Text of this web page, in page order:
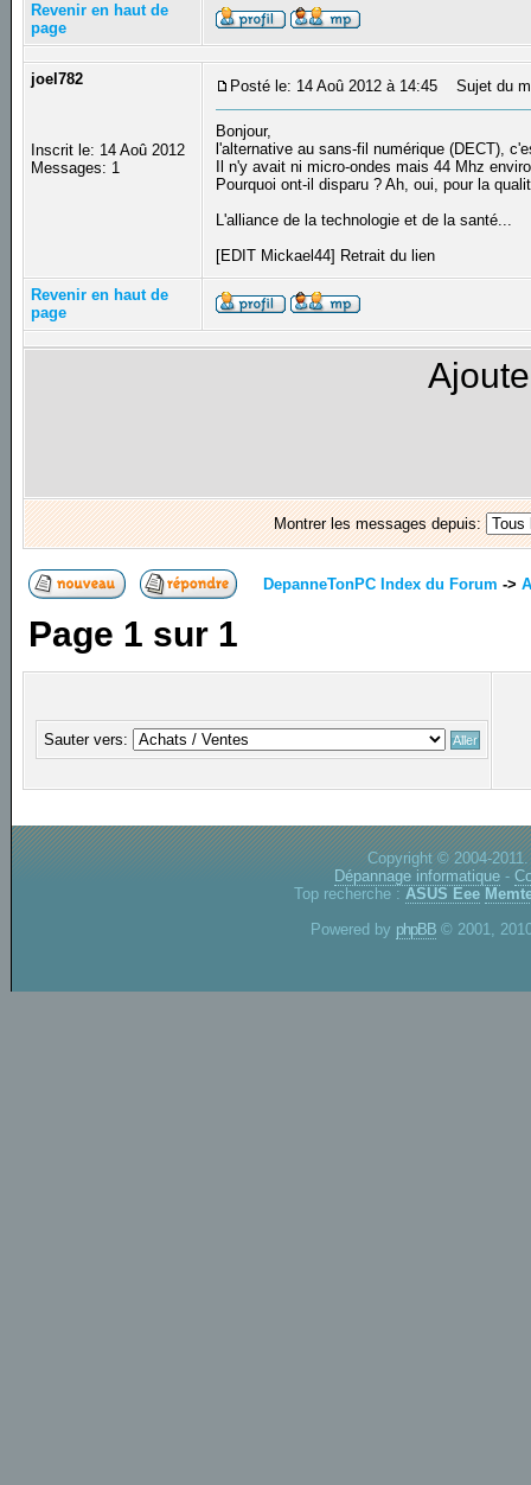
Revenir en haut de
page
joel782
Inscrit le: 14 Aoû 2012
Messages: 1
Posté le: 14 Aoû 2012 à 14:45 Sujet du
Bonjour,
l'alternative au sans-fil numérique (DECT),
Il n'y avait ni micro-ondes mais 44 Mhz
Pourquoi ont-il disparu ? Ah, oui, pour la
L'alliance de la technologie et de la santé...
[EDIT Mickael44] Retrait du lien
Revenir en haut de
page
Montrer les messages depuis:
DepanneTonPC Index du Forum ->
Page 1 sur 1
Sauter vers:
Copyright © 2004-
Dépannage informatique -
Top recherche : ASUS Eee
Powered by phpBB © 2001,